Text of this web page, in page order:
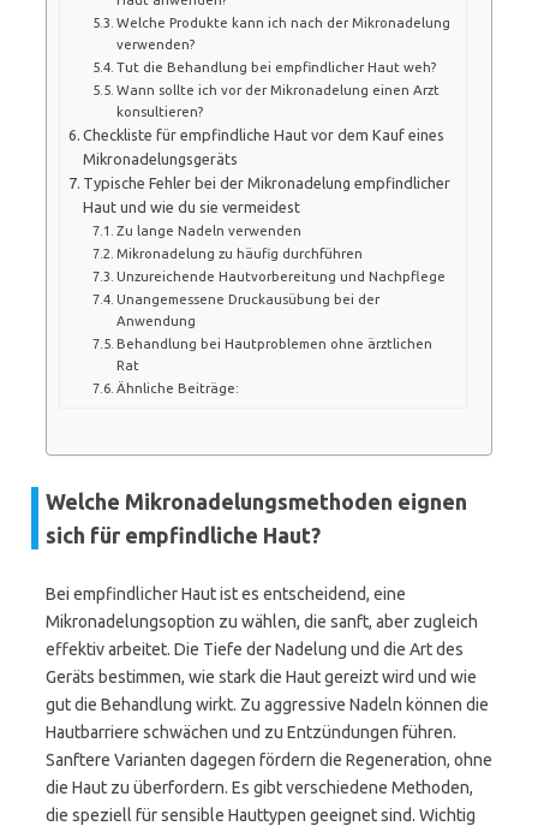
Welche Produkte kann ich nach der Mikronadelung
verwenden?
Tut die Behandlung bei empfindlicher Haut weh?
Wann sollte ich vor der Mikronadelung einen Arzt
konsultieren?
Checkliste für empfindliche Haut vor dem Kauf eines
Mikronadelungsgeräts
Typische Fehler bei der Mikronadelung empfindlicher
Haut und wie du sie vermeidest
Zu lange Nadeln verwenden
Mikronadelung zu häufig durchführen
Unzureichende Hautvorbereitung und Nachpflege
Unangemessene Druckausübung bei der
Anwendung
Behandlung bei Hautproblemen ohne ärztlichen
Rat
Ähnliche Beiträge:
Welche Mikronadelungsmethoden eignen
sich für empfindliche Haut?
Bei empfindlicher Haut ist es entscheidend, eine
Mikronadelungsoption zu wählen, die sanft, aber zugleich
effektiv arbeitet. Die Tiefe der Nadelung und die Art des
Geräts bestimmen, wie stark die Haut gereizt wird und wie
gut die Behandlung wirkt. Zu aggressive Nadeln können die
Hautbarriere schwächen und zu Entzündungen führen.
Sanftere Varianten dagegen fördern die Regeneration, ohne
die Haut zu überfordern. Es gibt verschiedene Methoden,
die speziell für sensible Hauttypen geeignet sind. Wichtig